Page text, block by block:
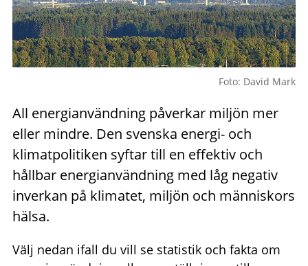
Foto: David Mark
All energianvändning påverkar miljön mer
eller mindre. Den svenska energi- och
klimatpolitiken syftar till en effektiv och
hållbar energianvändning med låg negativ
inverkan på klimatet, miljön och människors
hälsa.
Välj nedan ifall du vill se statistik och fakta om